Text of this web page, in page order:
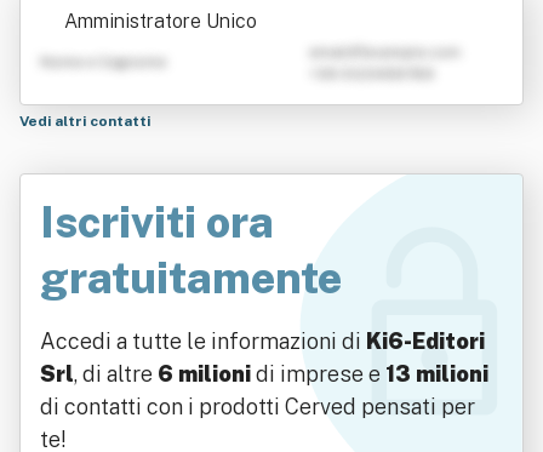
Amministratore Unico
Nome e Cognome
Vedi altri contatti
Iscriviti ora
gratuitamente
Accedi a tutte le informazioni di Ki6-Editori
Srl, di altre 6 milionidi imprese e 13 milioni
di contatti con i prodotti Cerved pensati per
te!